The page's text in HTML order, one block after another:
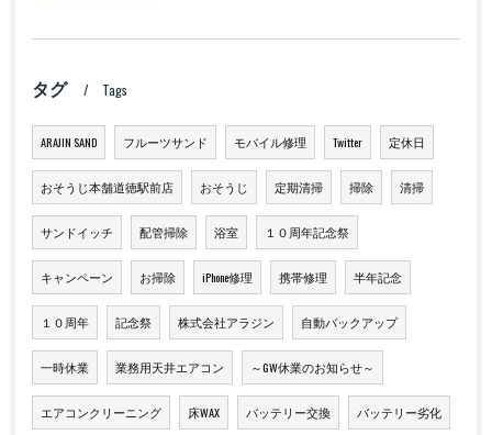
タグ Tags
ARAJIN SAND フルーツサンド モバイル修理 Twitter 定休日
おそうじ本舗道徳駅前店 おそうじ 定期清掃 掃除 清掃
サンドイッチ 配管掃除 浴室 １０周年記念祭
キャンペーン お掃除 iPhone修理 携帯修理 半年記念
１０周年 記念祭 株式会社アラジン 自動バックアップ
一時休業 業務用天井エアコン ～GW休業のお知らせ～
エアコンクリーニング 床WAX バッテリー交換 バッテリー劣化